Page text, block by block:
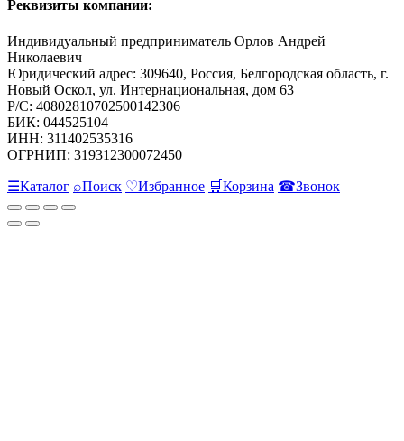
Реквизиты компании:
Индивидуальный предприниматель Орлов Андрей
Николаевич
Юридический адрес: 309640, Россия, Белгородская область, г.
Новый Оскол, ул. Интернациональная, дом 63
Р/С: 40802810702500142306
БИК: 044525104
ИНН: 311402535316
ОГРНИП: 319312300072450
☰Каталог ⌕Поиск ♡Избранное 🛒Корзина ☎Звонок